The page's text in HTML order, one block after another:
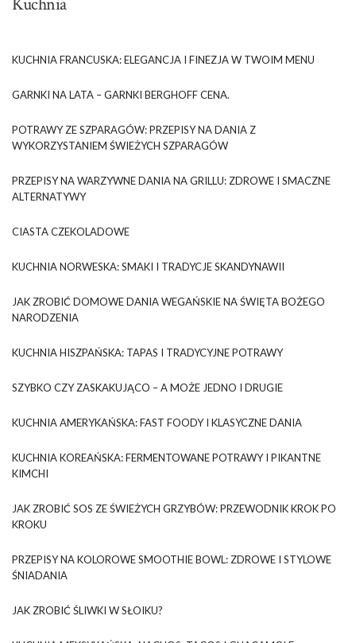
KUCHNIA FRANCUSKA: ELEGANCJA I FINEZJA W TWOIM MENU
GARNKI NA LATA – GARNKI BERGHOFF CENA.
POTRAWY ZE SZPARAGÓW: PRZEPISY NA DANIA Z
WYKORZYSTANIEM ŚWIEŻYCH SZPARAGÓW
PRZEPISY NA WARZYWNE DANIA NA GRILLU: ZDROWE I SMACZNE
ALTERNATYWY
CIASTA CZEKOLADOWE
KUCHNIA NORWESKA: SMAKI I TRADYCJE SKANDYNAWII
JAK ZROBIĆ DOMOWE DANIA WEGAŃSKIE NA ŚWIĘTA BOŻEGO
NARODZENIA
KUCHNIA HISZPAŃSKA: TAPAS I TRADYCYJNE POTRAWY
SZYBKO CZY ZASKAKUJĄCO – A MOŻE JEDNO I DRUGIE
KUCHNIA AMERYKAŃSKA: FAST FOODY I KLASYCZNE DANIA
KUCHNIA KOREAŃSKA: FERMENTOWANE POTRAWY I PIKANTNE
KIMCHI
JAK ZROBIĆ SOS ZE ŚWIEŻYCH GRZYBÓW: PRZEWODNIK KROK PO
KROKU
PRZEPISY NA KOLOROWE SMOOTHIE BOWL: ZDROWE I STYLOWE
ŚNIADANIA
JAK ZROBIĆ ŚLIWKI W SŁOIKU?